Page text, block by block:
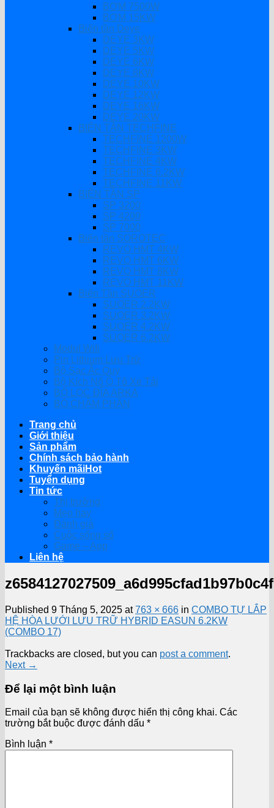
BƠM 7500W
BƠM 15KW
Biến tần Deye
DEYE 3KW
DEYE 5KW
DEYE 6KW
DEYE 8KW
DEYE 10KW
DEYE 12KW
DEYE 16KW
DEYE 20KW
BIẾN TẦN TECHFINE
TECHFINE 1200W
TECHFINE 3KW
TECHFINE 4KW
TECHFINE 6.2KW
TECHFINE 11KW
BIẾN TẦN SP
SP 3200
SP 4200
SP 7000
Biến tần SOROTEC
REVO HMT 4KW
REVO HMT 6KW
REVO HMT 8KW
REVO HMT 11KW
Biến Tần SUOER
SUOER 2.2KW
SUOER 3.2KW
SUOER 4.2KW
SUOER 6.2KW
Modul Wifi
Pin Lithium Lưu Trữ
Bộ Sạc Ắc Quy
Bộ Kích Nổ Ô Tô Xe Tải
BỘ LỌC ĐĨA ARKA
BỘ CHÂM PHÂN
Trang chủ
Giới thiệu
Sản phẩm
Chính sách bảo hành
Khuyến mãi
Tuyển dụng
Tin tức
Thị trường
Mẹo hay
Đánh giá
Cuộc sống số
Game – App
Liên hệ
Published 9 Tháng 5, 2025 at763 × 666 in COMBO TỰ LẮP
HỆ HÒA LƯỚI LƯU TRỮ HYBRID EASUN 6.2KW
(COMBO 17)
Trackbacks are closed, but you can post a comment.
Next →
Để lại một bình luận
Email của bạn sẽ không được hiển thị công khai. Các
trường bắt buộc được đánh dấu *
Bình luận *